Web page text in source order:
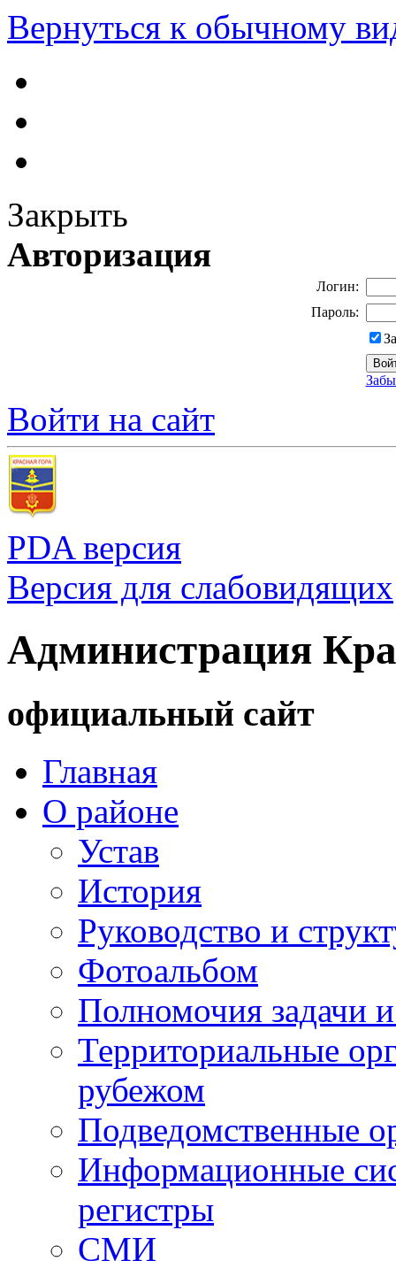
Вернуться к обычному
Закрыть
Авторизация
Логин:
Пароль:
Войти на сайт
PDA версия
Версия для слабовидящих
Администрация
официальный сайт
Главная
О районе
Устав
История
Руководство и
Фотоальбом
Полномочия задачи
Территориальные
рубежом
Подведомственные
Информационные
регистры
СМИ